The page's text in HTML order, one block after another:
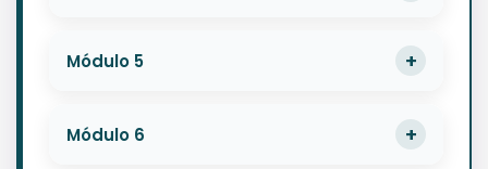
Módulo 5
Módulo 6